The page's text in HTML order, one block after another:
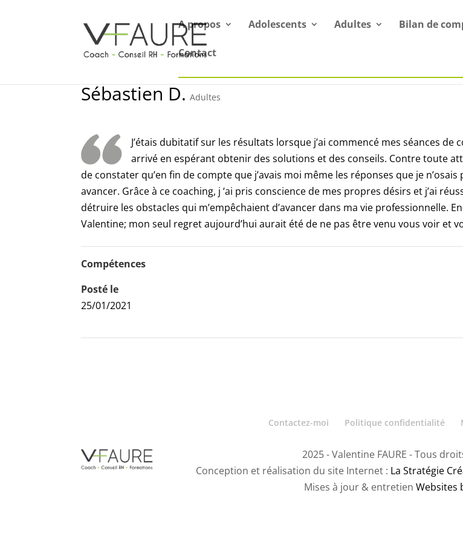
A propos Adolescents Adultes Bilan de
Contact
Sébastien D. Adultes
J’étais dubitatif sur les résultats lorsque j’ai commencé mes séances de
arrivé en espérant obtenir des solutions et des conseils. Contre toute
de constater qu’en fin de compte que j’avais moi même les réponses que je n’osais
avancer. Grâce à ce coaching, j ‘ai pris conscience de mes propres désirs et j’ai
détruire les obstacles qui m’empêchaient d’avancer dans ma vie professionnelle.
Valentine; mon seul regret aujourd’hui aurait été de ne pas être venu vous voir et
Compétences
Posté le
25/01/2021
2025 - Valentine FAURE - Tous
Conception et réalisation du site Internet : La Stratégie
Mises à jour & entretien Websites
Contactez-moi Politique confidentialité